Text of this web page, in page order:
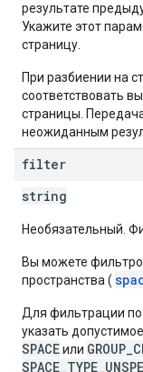
результате
Укажите этот
страницу.
При разбиении на
соответствовать
страницы.
неожиданным
filter
string
Необязательный.
Вы можете
пространства (
Для фильтрации по
указать
SPACEили